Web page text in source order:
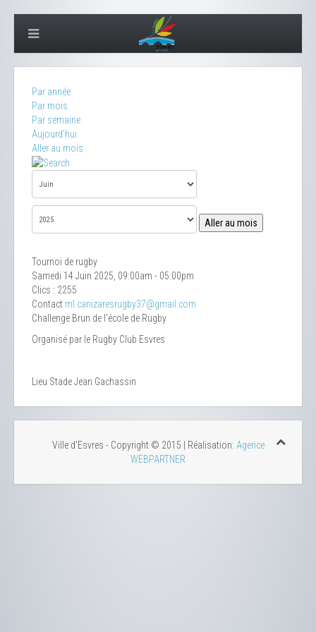
Par année
Par mois
Par semaine
Aujourd'hui
Aller au mois
Aller au mois
Tournoi de rugby
Samedi 14 Juin 2025, 09:00am - 05:00pm
Clics : 2255
Contact ml.canizaresrugby37@gmail.com
Challenge Brun de l’école de Rugby
Organisé par le Rugby Club Esvres
Lieu Stade Jean Gachassin
Ville d'Esvres - Copyright © 2015 | Réalisation: Agence
WEBPARTNER